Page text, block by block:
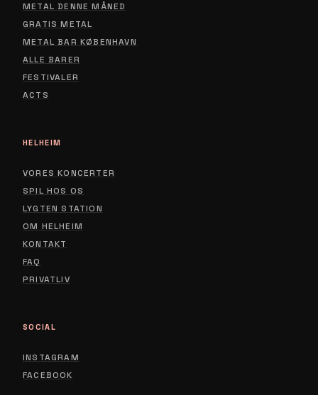
METAL DENNE MÅNED
GRATIS METAL
METAL BAR KØBENHAVN
ALLE BARER
FESTIVALER
ACTS
HELHEIM
VORES KONCERTER
SPIL HOS OS
LYGTEN STATION
OM HELHEIM
KONTAKT
FAQ
PRIVATLIVPRIVACY POLICY
SOCIAL
INSTAGRAM
FACEBOOK